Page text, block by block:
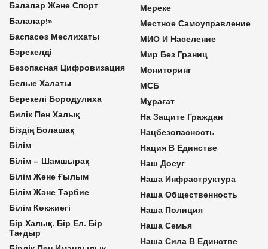
Балалар Және Спорт
Балалар!»
Баспасөз Мәслихаты
Бәрекелді
Безопасная Цифровизация
Белые Халаты
Берекелі Бородулиха
Билік Пен Халық
Біздің Болашақ
Білім
Білім – Шамшырақ
Білім Және Ғылым
Білім Және Тәрбие
Білім Көкжиегі
Бір Халық. Бір Ел. Бір
Тағдыр
Мереке
Местное Самоуправление
МИО И Население
Мир Без Границ
Мониторинг
МСБ
Мұрағат
На Защите Граждан
Нацбезопасность
Нация В Единстве
Наш Досуг
Наша Инфраструктура
Наша Общественность
Наша Полиция
Наша Семья
Наша Сила В Единстве